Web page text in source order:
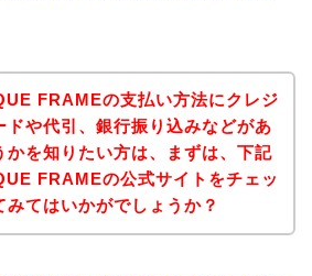
FRAMEの支払い方法にクレジ
ドや代引、銀行振り込みなどがあ
かを知りたい方は、まずは、下記
FRAMEの公式サイトをチェッ
みてはいかがでしょうか？